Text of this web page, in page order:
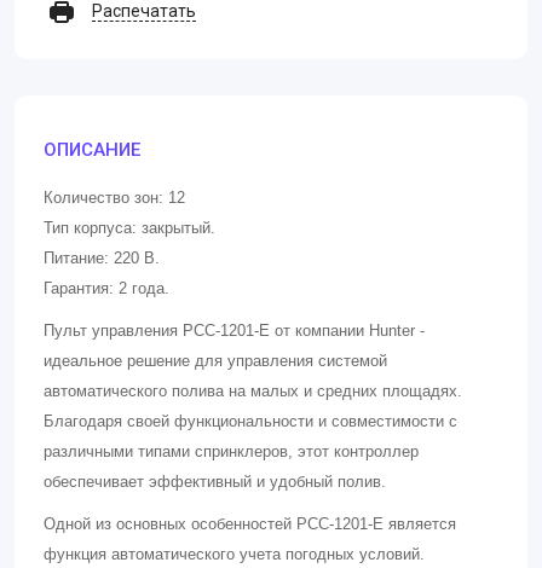
Распечатать
ОПИСАНИЕ
Количество зон: 12
Тип корпуса: закрытый.
Питание: 220 В.
Гарантия: 2 года.
Пульт управления PCC-1201-E от компании Hunter -
идеальное решение для управления системой
автоматического полива на малых и средних площадях.
Благодаря своей функциональности и совместимости с
различными типами спринклеров, этот контроллер
обеспечивает эффективный и удобный полив.
Одной из основных особенностей PCC-1201-E является
функция автоматического учета погодных условий.